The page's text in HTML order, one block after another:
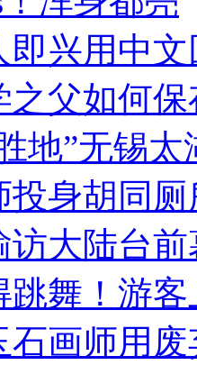
即兴用中
之父如何
地”无锡
投身胡同
大陆台
舞！游客
石画师用